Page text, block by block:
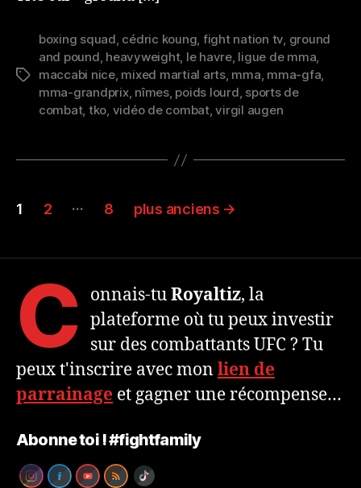
Étiquettes
boxing squad, cédric koung, fight nation tv, ground
and pound, heavyweight, le havre, ligue de mma,
maccabi nice, mixed martial arts, mma, mma-gfa,
mma-grandprix, nîmes, poids lourd, sports de
combat, tko, vidéo de combat,virgil augen
Navigation
des
1 2 … 8 plus anciens →
C onnais-tuRoyaltiz, la
plateforme où tu peux investir
sur des combattants UFC ? Tu
peux t'inscrire avec mon lien de
parrainage et gagner une récompense…
Abonne toi ! #fightfamily